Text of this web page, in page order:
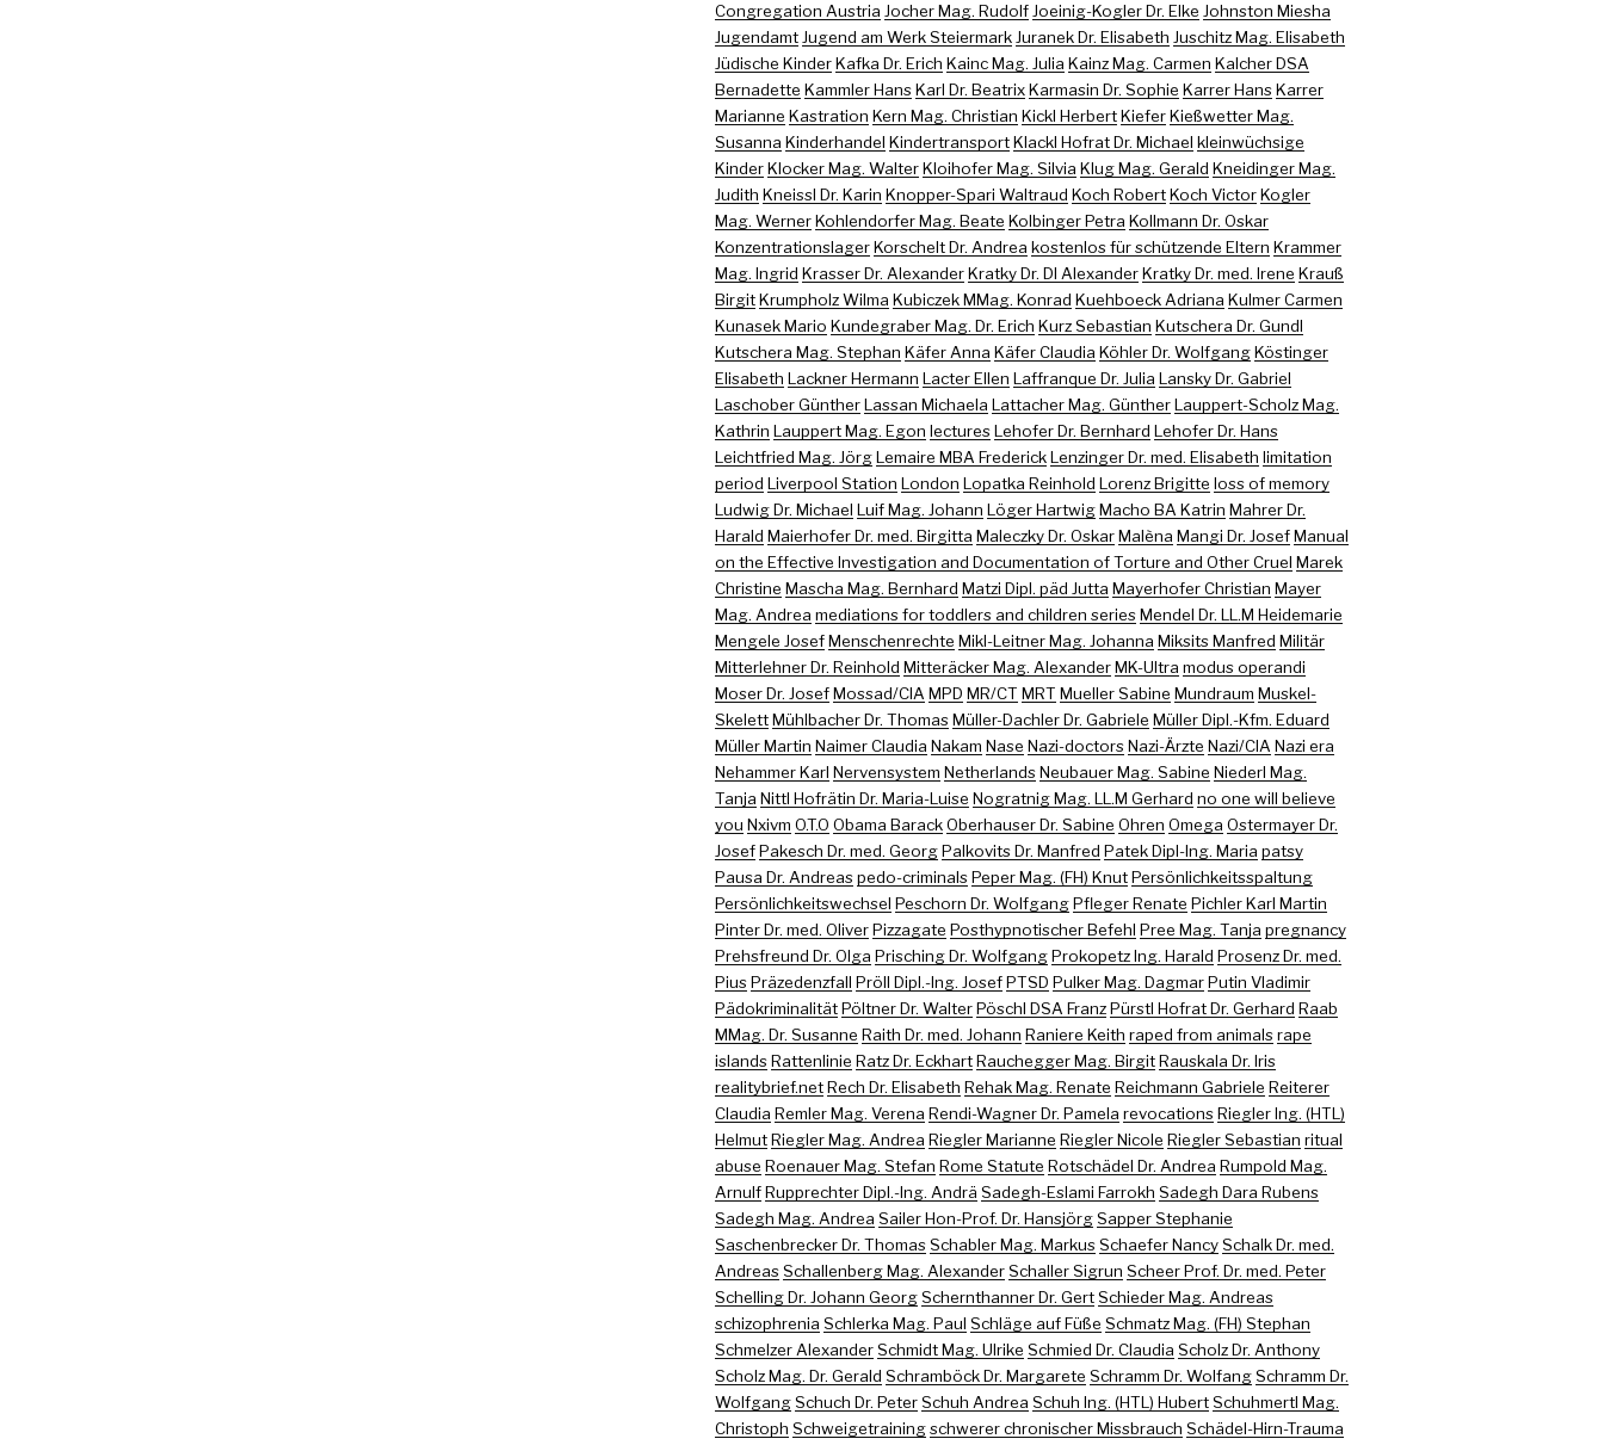
Congregation Austria Jocher Mag. Rudolf Joeinig-Kogler Dr. Elke Johnston Miesha
Jugendamt Jugend am Werk Steiermark Juranek Dr. Elisabeth Juschitz Mag. Elisabeth
Jüdische Kinder Kafka Dr. Erich Kainc Mag. Julia Kainz Mag. Carmen Kalcher DSA
Bernadette Kammler Hans Karl Dr. Beatrix Karmasin Dr. Sophie Karrer Hans Karrer
Marianne Kastration Kern Mag. Christian Kickl Herbert Kiefer Kießwetter Mag.
Susanna Kinderhandel Kindertransport Klackl Hofrat Dr. Michael kleinwüchsige
Kinder Klocker Mag. Walter Kloihofer Mag. Silvia Klug Mag. Gerald Kneidinger Mag.
Judith Kneissl Dr. Karin Knopper-Spari Waltraud Koch Robert Koch Victor Kogler
Mag. Werner Kohlendorfer Mag. Beate Kolbinger Petra Kollmann Dr. Oskar
Konzentrationslager Korschelt Dr. Andrea kostenlos für schützende Eltern Krammer
Mag. Ingrid Krasser Dr. Alexander Kratky Dr. DI Alexander Kratky Dr. med. Irene Krauß
Birgit Krumpholz Wilma Kubiczek MMag. Konrad Kuehboeck Adriana Kulmer Carmen
Kunasek Mario Kundegraber Mag. Dr. Erich Kurz Sebastian Kutschera Dr. Gundl
Kutschera Mag. Stephan Käfer Anna Käfer Claudia Köhler Dr. Wolfgang Köstinger
Elisabeth Lackner Hermann Lacter Ellen Laffranque Dr. Julia Lansky Dr. Gabriel
Laschober Günther Lassan Michaela Lattacher Mag. Günther Lauppert-Scholz Mag.
Kathrin Lauppert Mag. Egon lectures Lehofer Dr. Bernhard Lehofer Dr. Hans
Leichtfried Mag. Jörg Lemaire MBA Frederick Lenzinger Dr. med. Elisabeth limitation
period Liverpool Station London Lopatka Reinhold Lorenz Brigitte loss of memory
Ludwig Dr. Michael Luif Mag. Johann Löger Hartwig Macho BA Katrin Mahrer Dr.
Harald Maierhofer Dr. med. Birgitta Maleczky Dr. Oskar Malèna Mangi Dr. Josef Manual
on the Effective Investigation and Documentation of Torture and Other Cruel Marek
Christine Mascha Mag. Bernhard Matzi Dipl. päd Jutta Mayerhofer Christian Mayer
Mag. Andrea mediations for toddlers and children series Mendel Dr. LL.M Heidemarie
Mengele Josef Menschenrechte Mikl-Leitner Mag. Johanna Miksits Manfred Militär
Mitterlehner Dr. Reinhold Mitteräcker Mag. Alexander MK-Ultra modus operandi
Moser Dr. Josef Mossad/CIA MPD MR/CT MRT Mueller Sabine Mundraum Muskel-
Skelett Mühlbacher Dr. Thomas Müller-Dachler Dr. Gabriele Müller Dipl.-Kfm. Eduard
Müller Martin Naimer Claudia Nakam Nase Nazi-doctors Nazi-Ärzte Nazi/CIA Nazi era
Nehammer Karl Nervensystem Netherlands Neubauer Mag. Sabine Niederl Mag.
Tanja Nittl Hofrätin Dr. Maria-Luise Nogratnig Mag. LL.M Gerhard no one will believe
you Nxivm O.T.O Obama Barack Oberhauser Dr. Sabine Ohren Omega Ostermayer Dr.
Josef Pakesch Dr. med. Georg Palkovits Dr. Manfred Patek Dipl-Ing. Maria patsy
Pausa Dr. Andreas pedo-criminals Peper Mag. (FH) Knut Persönlichkeitsspaltung
Persönlichkeitswechsel Peschorn Dr. Wolfgang Pfleger Renate Pichler Karl Martin
Pinter Dr. med. Oliver Pizzagate Posthypnotischer Befehl Pree Mag. Tanja pregnancy
Prehsfreund Dr. Olga Prisching Dr. Wolfgang Prokopetz Ing. Harald Prosenz Dr. med.
Pius Präzedenzfall Pröll Dipl.-Ing. Josef PTSD Pulker Mag. Dagmar Putin Vladimir
Pädokriminalität Pöltner Dr. Walter Pöschl DSA Franz Pürstl Hofrat Dr. Gerhard Raab
MMag. Dr. Susanne Raith Dr. med. Johann Raniere Keith raped from animals rape
islands Rattenlinie Ratz Dr. Eckhart Rauchegger Mag. Birgit Rauskala Dr. Iris
realitybrief.net Rech Dr. Elisabeth Rehak Mag. Renate Reichmann Gabriele Reiterer
Claudia Remler Mag. Verena Rendi-Wagner Dr. Pamela revocations Riegler Ing. (HTL)
Helmut Riegler Mag. Andrea Riegler Marianne Riegler Nicole Riegler Sebastian ritual
abuse Roenauer Mag. Stefan Rome Statute Rotschädel Dr. Andrea Rumpold Mag.
Arnulf Rupprechter Dipl.-Ing. Andrä Sadegh-Eslami Farrokh Sadegh Dara Rubens
Sadegh Mag. Andrea Sailer Hon-Prof. Dr. Hansjörg Sapper Stephanie
Saschenbrecker Dr. Thomas Schabler Mag. Markus Schaefer Nancy Schalk Dr. med.
Andreas Schallenberg Mag. Alexander Schaller Sigrun Scheer Prof. Dr. med. Peter
Schelling Dr. Johann Georg Schernthanner Dr. Gert Schieder Mag. Andreas
schizophrenia Schlerka Mag. Paul Schläge auf Füße Schmatz Mag. (FH) Stephan
Schmelzer Alexander Schmidt Mag. Ulrike Schmied Dr. Claudia Scholz Dr. Anthony
Scholz Mag. Dr. Gerald Schramböck Dr. Margarete Schramm Dr. Wolfang Schramm Dr.
Wolfgang Schuch Dr. Peter Schuh Andrea Schuh Ing. (HTL) Hubert Schuhmertl Mag.
Christoph Schweigetraining schwerer chronischer Missbrauch Schädel-Hirn-Trauma